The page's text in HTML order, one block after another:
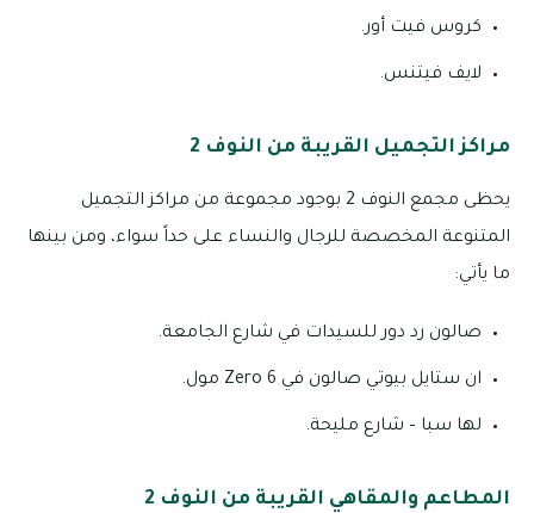
كروس فيت أور.
لايف فيتنس.
مراكز التجميل القريبة من النوف 2
يحظى مجمع النوف 2 بوجود مجموعة من مراكز التجميل
المتنوعة المخصصة للرجال والنساء على حداً سواء، ومن بينها
ما يأتي:
صالون رد دور للسيدات في شارع الجامعة.
ان ستايل بيوتي صالون في Zero 6 مول.
لها سبا – شارع مليحة.
المطاعم والمقاهي القريبة من النوف 2